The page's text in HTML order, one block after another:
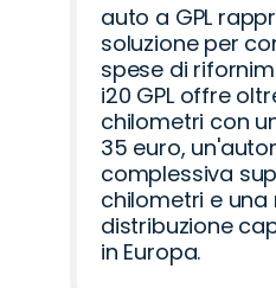
auto a GPL
soluzione per
spese di
i20 GPL offre
chilometri con
35 euro,
complessiva
chilometri e una
distribuzione
in Europa.